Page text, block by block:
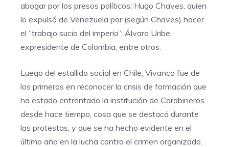
abogar por los presos políticos; Hugo Chaves, quien
lo expulsó de Venezuela por (según Chaves) hacer
el “trabajo sucio del imperio”; Álvaro Uribe,
expresidente de Colombia; entre otros.
Luego del estallido social en Chile, Vivanco fue de
los primeros en reconocer la crisis de formación que
ha estado enfrentado la institución de Carabineros
desde hace tiempo, cosa que se destacó durante
las protestas, y que se ha hecho evidente en el
último año en la lucha contra el crimen organizado.